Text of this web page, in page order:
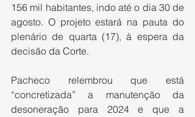
156 mil habitantes, indo até o dia 30 de
agosto. O projeto estará na pauta do
plenário de quarta (17), à espera da
decisão da Corte.
Pacheco relembrou que está
“concretizada” a manutenção da
desoneração para 2024 e que a